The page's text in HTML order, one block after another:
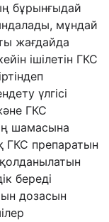
бұрынғыдай
мұндай
жағдайда
ішілетін ГКС
үлгісі
ГКС
шамасына
ГКС препаратын
береді
дозасын